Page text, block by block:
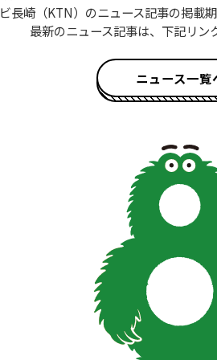
長崎（KTN）のニュース記事の掲載
最新のニュース記事は、 下記リン
ニュース一覧